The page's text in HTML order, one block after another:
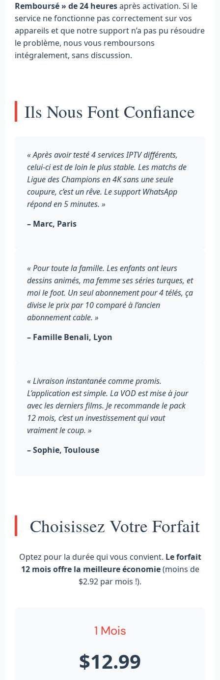
Remboursé » de 24 heuresaprès activation. Si le
service ne fonctionne pas correctement sur vos
appareils et que notre support n’a pas pu résoudre
le problème, nous vous remboursons
intégralement, sans discussion.
Ils Nous Font Confiance
« Après avoir testé 4 services IPTV différents,
celui-ci est de loin le plus stable. Les matchs de
Ligue des Champions en 4K sans une seule
coupure, c’est un rêve. Le support WhatsApp
répond en 5 minutes. »
– Marc, Paris
« Pour toute la famille. Les enfants ont leurs
dessins animés, ma femme ses séries turques, et
moi le foot. Un seul abonnement pour 4 télés, ça
divise le prix par 10 comparé à l’ancien
abonnement cable. »
– Famille Benali, Lyon
« Livraison instantanée comme promis.
L’application est simple. La VOD est mise à jour
avec les derniers films. Je recommande le pack
12 mois, c’est un investissement qui vaut
vraiment le coup. »
– Sophie, Toulouse
Choisissez Votre Forfait
Optez pour la durée qui vous convient. Le forfait
12 mois offre la meilleure économie(moins de
$2.92 par mois !).
1 Mois
$12.99